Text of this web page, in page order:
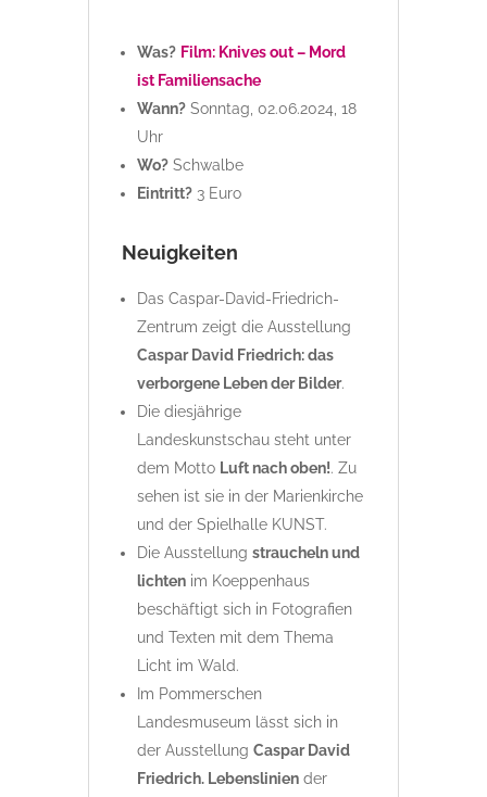
Was? Film: Knives out – Mord
ist Familiensache
Wann?Sonntag, 02.06.2024, 18
Uhr
Wo?Schwalbe
Eintritt?3 Euro
Neuigkeiten
Das Caspar-David-Friedrich-
Zentrum zeigt die Ausstellung
Caspar David Friedrich: das
verborgene Leben der Bilder.
Die diesjährige
Landeskunstschau steht unter
dem Motto Luft nach oben!. Zu
sehen ist sie in der Marienkirche
und der Spielhalle KUNST.
Die Ausstellung straucheln und
lichtenim Koeppenhaus
beschäftigt sich in Fotografien
und Texten mit dem Thema
Licht im Wald.
Im Pommerschen
Landesmuseum lässt sich in
der Ausstellung Caspar David
Friedrich. Lebensliniender